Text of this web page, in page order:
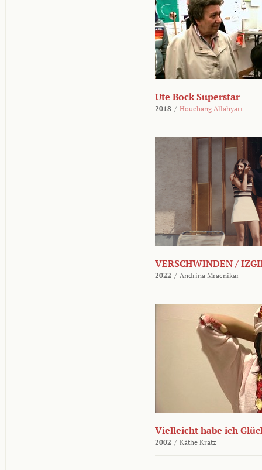
Ute Bock Superstar
2018 / Houchang Allahyari
VERSCHWINDEN /
2022 / Andrina Mracnikar
Vielleicht habe ich
2002 / Käthe Kratz